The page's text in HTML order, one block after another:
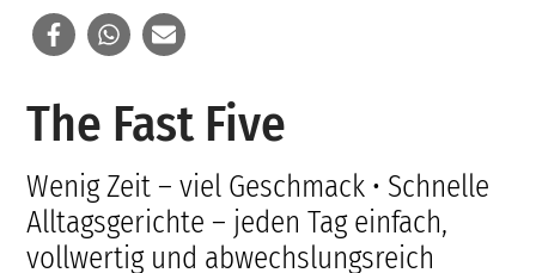
The Fast Five
Wenig Zeit – viel Geschmack • Schnelle
Alltagsgerichte – jeden Tag einfach,
vollwertig und abwechslungsreich